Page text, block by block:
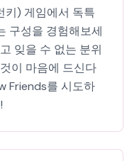
키) 게임에서 독특
구성을 경험해보세
잊을 수 없는 분위
이 마음에 드신다
Friends를 시도하